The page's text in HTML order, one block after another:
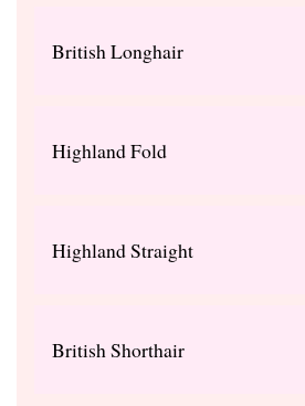
British Longhair
Highland Fold
Highland Straight
British Shorthair